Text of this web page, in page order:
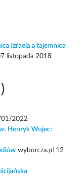
Izraela a tajemnica
listopada 2018
2022
Henryk Wujec:
wyborcza.pl 12